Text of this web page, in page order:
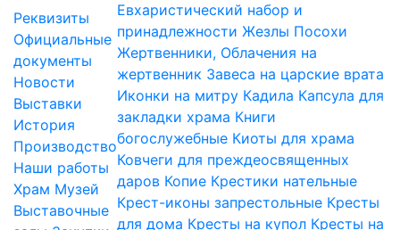
Реквизиты
Официальные
документы
Новости
Выставки
История
Производство
Наши работы
Храм Музей
Выставочные
Евхаристический набор и
принадлежности Жезлы Посохи
Жертвенники, Облачения на
жертвенник Завеса на царские врата
Иконки на митру Кадила Капсула для
закладки храма Книги
богослужебные Киоты для храма
Ковчеги для преждеосвященных
даров Копие Крестики нательные
Крест-иконы запрестольные Кресты
для дома Кресты на купол Кресты на